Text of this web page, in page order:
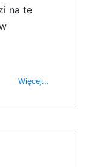
na te
Więcej...